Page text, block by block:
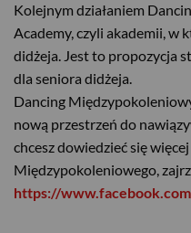
Kolejnym działaniem
Academy, czyli akademii, w
didżeja. Jest to propozycja
dla seniora didżeja.
Dancing
nową przestrzeń do
chcesz dowiedzieć się
Międzypokoleniowego,
https://